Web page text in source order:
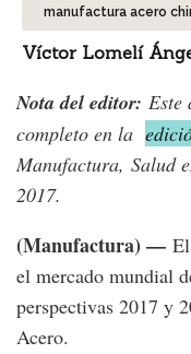
manufactura acero
Víctor Lomelí
Nota del editor: Este
completo en la
Manufactura, Salud
2017.
(Manufactura) —
el mercado mundial
perspectivas 2017 y
Acero.